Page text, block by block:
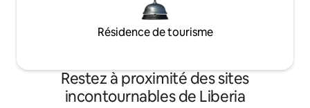
Résidence de tourisme
Restez à proximité des sites
incontournables de Liberia